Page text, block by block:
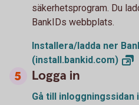
säkerhetsprogram. Du
BankIDs webbplats.
Installera/ladda ner
(install.bankid.com)
Logga in
Gå till inloggningssidan i